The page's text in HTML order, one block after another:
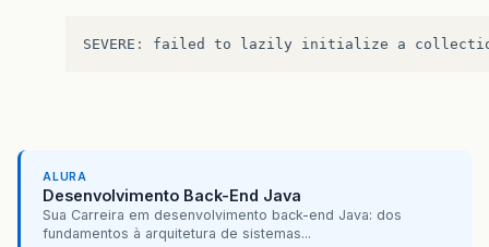
SEVERE : failed to lazily initialize a
ALURA
Desenvolvimento Back-End Java
Sua Carreira em desenvolvimento back-end Java: dos
fundamentos à arquitetura de sistemas...